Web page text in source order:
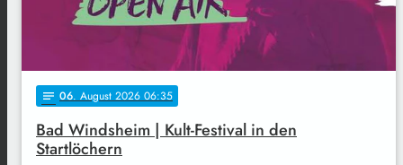
notes 06. August 2026 06:35
Bad Windsheim | Kult-Festival in den
Startlöchern